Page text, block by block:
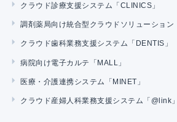
クラウド診療支援システム「CLINICS」
調剤薬局向け統合型クラウドソリューション
クラウド歯科業務支援システム「DENTIS」
病院向け電子カルテ「MALL」
医療・介護連携システム「MINET」
クラウド産婦人科業務支援システム「@link」